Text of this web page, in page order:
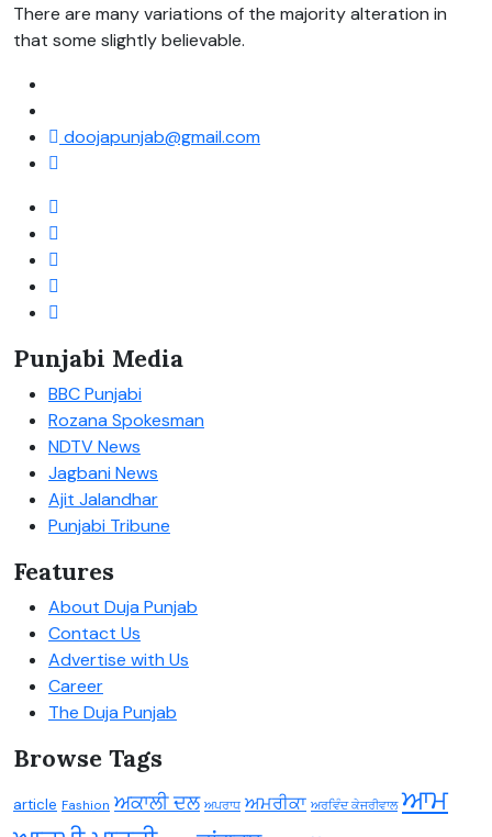
There are many variations of the majority alteration in
that some slightly believable.
doojapunjab@gmail.com
Punjabi Media
BBC Punjabi
Rozana Spokesman
NDTV News
Jagbani News
Ajit Jalandhar
Punjabi Tribune
Features
About Duja Punjab
Contact Us
Advertise with Us
Career
The Duja Punjab
Browse Tags
article Fashion ਅਕਾਲੀ ਦਲ ਅਪਰਾਧ ਅਮਰੀਕਾ ਅਰਵਿੰਦ ਕੇਜਰੀਵਾਲ ਆਮ